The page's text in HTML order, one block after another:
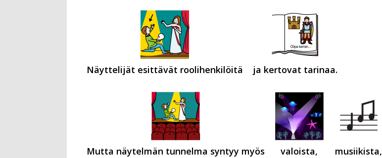
Näyttelijät esittävät roolihenkilöitä ja kertovat tarinaa.
Mutta näytelmän tunnelma syntyy myös valoista, musiikista,